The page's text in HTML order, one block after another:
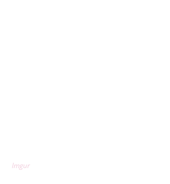
Imgur